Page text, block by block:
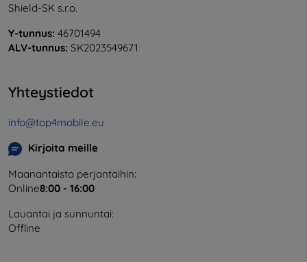
Shield-SK s.r.o.
Y-tunnus: 46701494
ALV-tunnus: SK2023549671
Yhteystiedot
info@top4mobile.eu
Kirjoita meille
Maanantaista perjantaihin:
Online8:00 - 16:00
Lauantai ja sunnuntai:
Offline